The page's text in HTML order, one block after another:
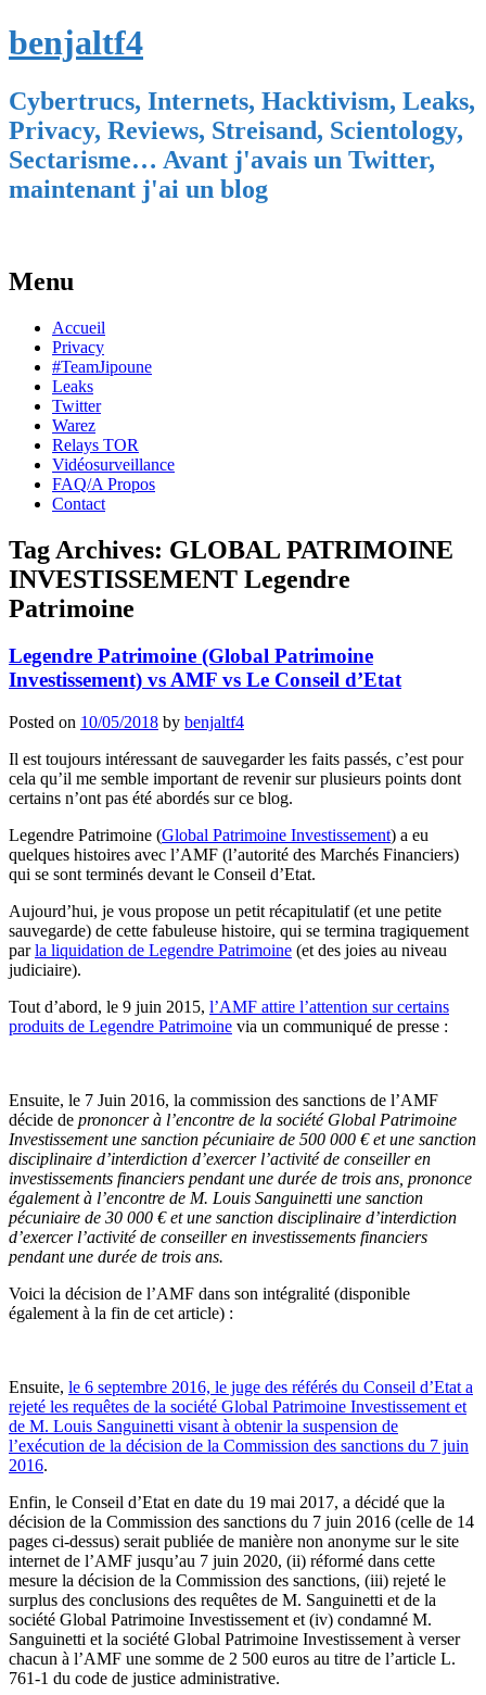
benjaltf4
Cybertrucs, Internets, Hacktivism, Leaks,
Privacy, Reviews, Streisand, Scientology,
Sectarisme… Avant j'avais un Twitter,
maintenant j'ai un blog
Menu
Skip
content
Accueil
Privacy
#TeamJipoune
Leaks
Twitter
Warez
Relays TOR
Vidéosurveillance
FAQ/A Propos
Contact
Tag Archives: GLOBAL PATRIMOINE
INVESTISSEMENT Legendre
Patrimoine
Legendre Patrimoine (Global Patrimoine
Investissement) vs AMF vs Le Conseil d’Etat
Posted on 10/05/2018 by benjaltf4
Il est toujours intéressant de sauvegarder les faits passés, c’est pour
cela qu’il me semble important de revenir sur plusieurs points dont
certains n’ont pas été abordés sur ce blog.
Legendre Patrimoine (Global Patrimoine Investissement) a eu
quelques histoires avec l’AMF (l’autorité des Marchés Financiers)
qui se sont terminés devant le Conseil d’Etat.
Aujourd’hui, je vous propose un petit récapitulatif (et une petite
sauvegarde) de cette fabuleuse histoire, qui se termina tragiquement
parla liquidation de Legendre Patrimoine (et des joies au niveau
judiciaire).
Tout d’abord, le 9 juin 2015, l’AMF attire l’attention sur certains
produits de Legendre Patrimoine via un communiqué de presse :
Ensuite, le 7 Juin 2016, la commission des sanctions de l’AMF
décide de prononcer à l’encontre de la société Global Patrimoine
Investissement une sanction pécuniaire de 500 000 € et une sanction
disciplinaire d’interdiction d’exercer l’activité de conseiller en
investissements financiers pendant une durée de trois ans, prononce
également à l’encontre de M. Louis Sanguinetti une sanction
pécuniaire de 30 000 €et une sanction disciplinaire d’interdiction
d’exercer l’activité de conseiller en investissements financiers
pendant une durée de trois ans.
Voici la décision de l’AMF dans son intégralité (disponible
également à la fin de cet article) :
Ensuite, le 6 septembre 2016, le juge des référés du Conseil d’Etat a
rejeté les requêtes de la société Global Patrimoine Investissement et
de M. Louis Sanguinetti visant à obtenir la suspension de
l’exécution de la décision de la Commission des sanctions du 7 juin
2016.
Enfin, le Conseil d’Etat en date du 19 mai 2017, a décidé que la
décision de la Commission des sanctions du 7 juin 2016 (celle de 14
pages ci-dessus) serait publiée de manière non anonyme sur le site
internet de l’AMF jusqu’au 7 juin 2020, (ii) réformé dans cette
mesure la décision de la Commission des sanctions, (iii) rejeté le
surplus des conclusions des requêtes de M. Sanguinetti et de la
société Global Patrimoine Investissement et (iv) condamné M.
Sanguinetti et la société Global Patrimoine Investissement à verser
chacun à l’AMF une somme de 2 500 euros au titre de l’article L.
761-1 du code de justice administrative.